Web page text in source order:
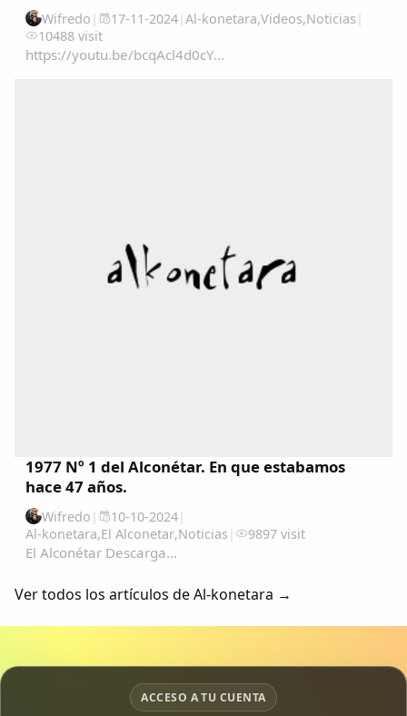
Wifredo | 17-11-2024| Al-konetara,Videos,Noticias |
10488 visit
https://youtu.be/bcqAcl4d0cY...
1977 Nº 1 del Alconétar. En que estabamos
hace 47 años.
Wifredo | 10-10-2024|
Al-konetara,El Alconetar,Noticias | 9897 visit
El Alconétar Descarga...
Ver todos los artículos de Al-konetara →
ACCESO A TU CUENTA